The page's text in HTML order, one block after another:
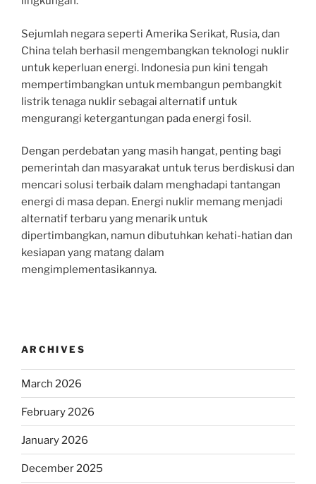
Sejumlah negara seperti Amerika Serikat, Rusia, dan
China telah berhasil mengembangkan teknologi nuklir
untuk keperluan energi. Indonesia pun kini tengah
mempertimbangkan untuk membangun pembangkit
listrik tenaga nuklir sebagai alternatif untuk
mengurangi ketergantungan pada energi fosil.
Dengan perdebatan yang masih hangat, penting bagi
pemerintah dan masyarakat untuk terus berdiskusi dan
mencari solusi terbaik dalam menghadapi tantangan
energi di masa depan. Energi nuklir memang menjadi
alternatif terbaru yang menarik untuk
dipertimbangkan, namun dibutuhkan kehati-hatian dan
kesiapan yang matang dalam
mengimplementasikannya.
ARCHIVES
March 2026
February 2026
January 2026
December 2025